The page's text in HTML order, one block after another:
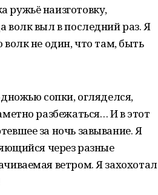
ружьё наизготовку,
волк выл в последний раз. Я
не один, что там, быть
сопки, огляделся,
разбежаться… И в этот
за ночь завывание. Я
через разные
ветром. Я захохотал